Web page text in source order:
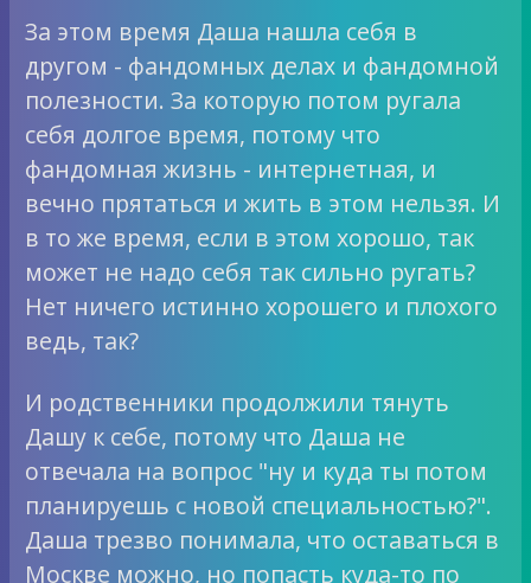
За этом время Даша нашла себя в
другом - фандомных делах и фандомной
полезности. За которую потом ругала
себя долгое время, потому что
фандомная жизнь - интернетная, и
вечно прятаться и жить в этом нельзя. И
в то же время, если в этом хорошо, так
может не надо себя так сильно ругать?
Нет ничего истинно хорошего и плохого
ведь, так?
И родственники продолжили тянуть
Дашу к себе, потому что Даша не
отвечала на вопрос "ну и куда ты потом
планируешь с новой специальноcтью?".
Даша трезво понимала, что оставаться в
Москве можно, но попасть куда-то по